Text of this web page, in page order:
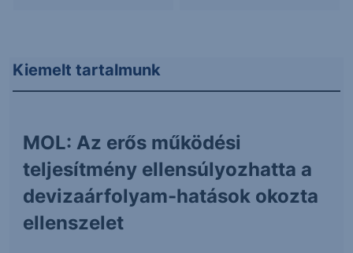
Kiemelt tartalmunk
MOL: Az erős működési
teljesítmény ellensúlyozhatta a
devizaárfolyam-hatások okozta
ellenszelet